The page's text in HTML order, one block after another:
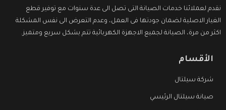
نقدم لعملائنا خدمات الصيانة التى تصل الى عدة سنوات مع توفير قطع
الغيار الاصلية لضمان جودتها فى العمل، وعدم التعرض الى نفس المشكلة
اكثر من مرة، الصيانة لجميع الاجهزة الكهربائية تتم بشكل سريع ومتميز.
الأقسام
شركة سيلتال
صيانة سيلتال الرئيسي